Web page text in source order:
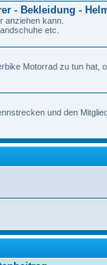
- Bekleidung -
anziehen kann.
etc.
Motorrad zu tun hat,
und den